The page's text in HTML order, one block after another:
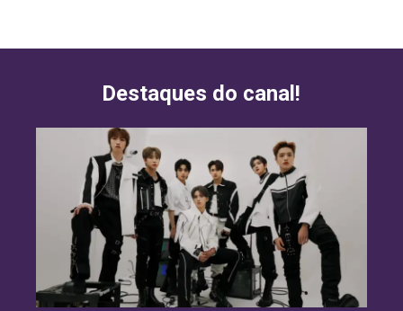
Destaques do canal!